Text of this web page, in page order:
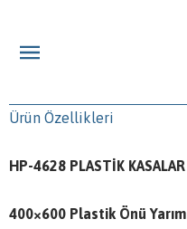
Ürün Özellikleri
HP-4628 PLASTİK KASALAR
400×600 Plastik Önü